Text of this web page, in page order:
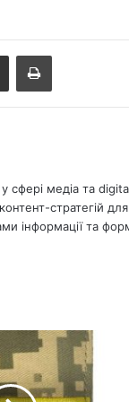
Поділіться електронною поштою
сфері медіа та
стратегій для
інформації та